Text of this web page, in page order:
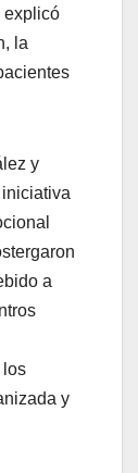
explicó
la
y
a
los
y